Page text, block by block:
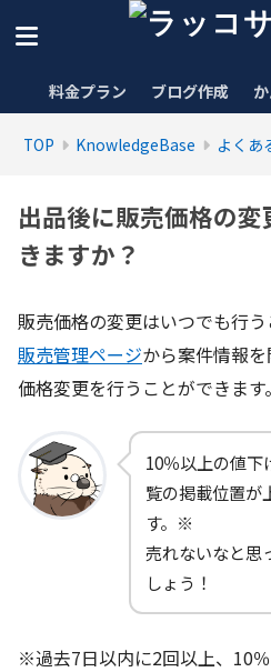
料金プラン ブログ作成
TOP KnowledgeBase よくあ
出品後に販売価格の
きますか？
販売価格の変更はいつでも行う
販売管理ページから案件情報
価格変更を行うことができます。
10％以上の値下
覧の掲載位置が
す。※
売れないなと思
しょう！
※過去7日以内に2回以上、10